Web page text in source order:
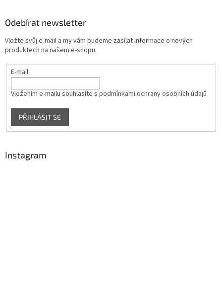
v
k
v
i
Odebírat newsletter
Vložte svůj e-mail a my vám budeme zasílat informace o nových
produktech na našem e-shopu.
E-mail
Vložením e-mailu souhlasíte s podmínkami ochrany osobních údajů
PŘIHLÁSIT SE
Instagram